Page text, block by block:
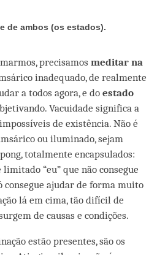
de ambos (os estados).
precisamos meditar na
inadequado, de realmente
a todos agora, e do estado
Vacuidade significa a
de existência. Não é
ou iluminado, sejam
totalmente encapsulados:
“eu” que não consegue
consegue ajudar de forma muito
lá em cima, tão difícil de
de causas e condições.
estão presentes, são os